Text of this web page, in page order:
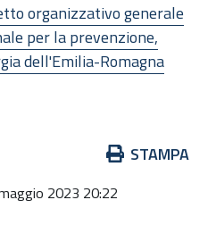
organizzativo generale
per la prevenzione,
dell'Emilia-Romagna
STAMPA
2023 20:22